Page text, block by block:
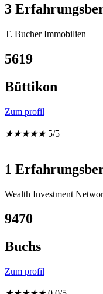
3
T. Bucher Immobilien
5619
Büttikon
Zum profil
★★★★★ 5/5
1
Wealth Investment
9470
Buchs
Zum profil